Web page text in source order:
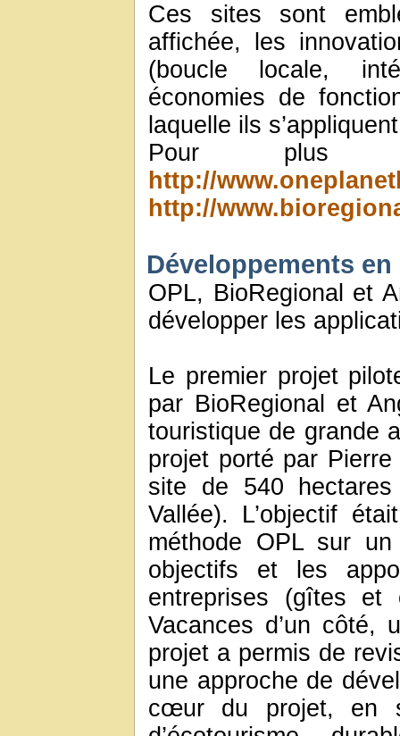
Ces sites sont
affichée, les
(boucle locale,
économies de
laquelle ils
Pour plus
http://
http://
Développements en
OPL, BioRegional et
développer les
Le premier projet
par BioRegional et
touristique de grande
projet porté par
site de 540
Vallée). L’objectif
méthode OPL sur
objectifs et les
entreprises (gîtes et
Vacances d’un côté,
projet a permis de
une approche de
cœur du projet, en